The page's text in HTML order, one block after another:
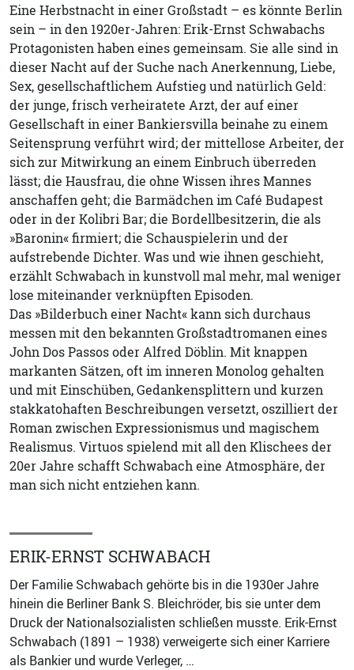
Eine Herbstnacht in einer Großstadt – es könnte Berlin
sein – in den 1920er-Jahren: Erik-Ernst Schwabachs
Protagonisten haben eines gemeinsam. Sie alle sind in
dieser Nacht auf der Suche nach Anerkennung, Liebe,
Sex, gesellschaftlichem Aufstieg und natürlich Geld:
der junge, frisch verheiratete Arzt, der auf einer
Gesellschaft in einer Bankiersvilla beinahe zu einem
Seitensprung verführt wird; der mittellose Arbeiter, der
sich zur Mitwirkung an einem Einbruch überreden
lässt; die Hausfrau, die ohne Wissen ihres Mannes
anschaffen geht; die Barmädchen im Café Budapest
oder in der Kolibri Bar; die Bordellbesitzerin, die als
»Baronin« firmiert; die Schauspielerin und der
aufstrebende Dichter. Was und wie ihnen geschieht,
erzählt Schwabach in kunstvoll mal mehr, mal weniger
lose miteinander verknüpften Episoden.
Das »Bilderbuch einer Nacht« kann sich durchaus
messen mit den bekannten Großstadtromanen eines
John Dos Passos oder Alfred Döblin. Mit knappen
markanten Sätzen, oft im inneren Monolog gehalten
und mit Einschüben, Gedankensplittern und kurzen
stakkatohaften Beschreibungen versetzt, oszilliert der
Roman zwischen Expressionismus und magischem
Realismus. Virtuos spielend mit all den Klischees der
20er Jahre schafft Schwabach eine Atmosphäre, der
man sich nicht entziehen kann.
ERIK-ERNST SCHWABACH
Der Familie Schwabach gehörte bis in die 1930er Jahre
hinein die Berliner Bank S. Bleichröder, bis sie unter dem
Druck der Nationalsozialisten schließen musste. Erik-Ernst
Schwabach (1891 – 1938) verweigerte sich einer Karriere
als Bankier und wurde Verleger, …